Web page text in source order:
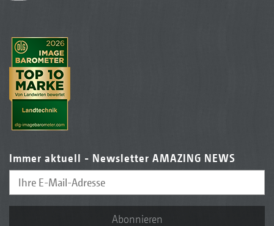
Immer aktuell - Newsletter AMAZING NEWS
Abonnieren